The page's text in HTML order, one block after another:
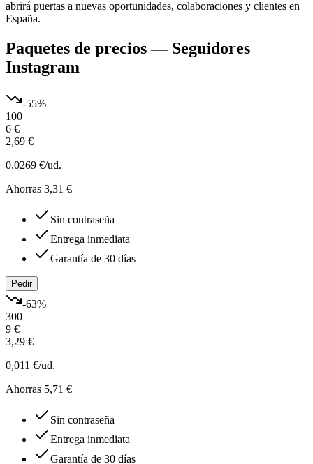
abrirá puertas a nuevas oportunidades, colaboraciones y clientes en
España.
Paquetes de precios— Seguidores
Instagram
-55%
100
6 €
2,69 €
0,0269 €/ud.
Ahorras 3,31 €
Sin contraseña
Entrega inmediata
Garantía de 30 días
Pedir
-63%
300
9 €
3,29 €
0,011 €/ud.
Ahorras 5,71 €
Sin contraseña
Entrega inmediata
Garantía de 30 días